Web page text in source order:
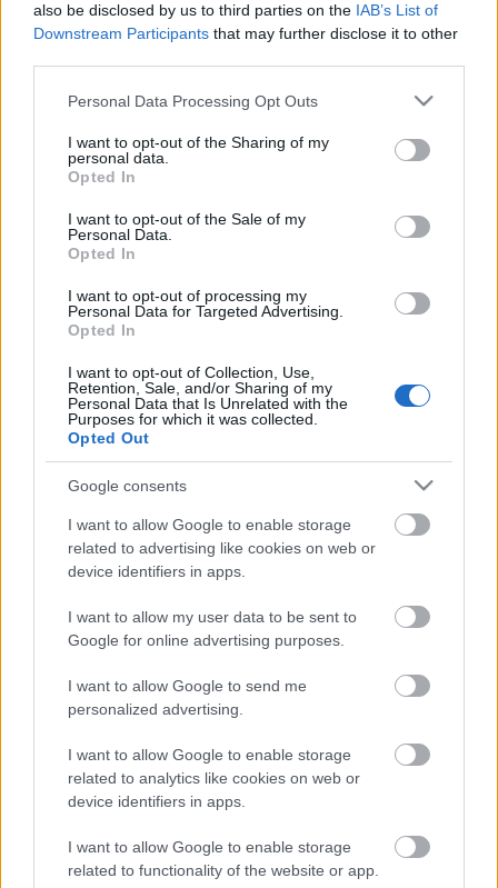
also be disclosed by us to third parties on the IAB’s List of
Downstream Participants that may further disclose it to other
Please note that this website/app uses one or more Google
not limited to your visit or usage behaviour. You may click to
grant or deny consent to Google and its third-party tags to
use your data for below specified purposes in below Google
consent section.
Personal Data Processing Opt Outs
I want to opt-out of the Sharing of my
personal data.
Opted In
I want to opt-out of the Sale of my
Personal Data.
Opted In
I want to opt-out of processing my
Personal Data for Targeted Advertising.
Opted In
I want to opt-out of Collection, Use,
Retention, Sale, and/or Sharing of my
Personal Data that Is Unrelated with the
Purposes for which it was collected.
Opted Out
Google consents
I want to allow Google to enable storage
related to advertising like cookies on web or
device identifiers in apps.
I want to allow my user data to be sent to
Google for online advertising purposes.
I want to allow Google to send me
personalized advertising.
I want to allow Google to enable storage
related to analytics like cookies on web or
device identifiers in apps.
I want to allow Google to enable storage
related to functionality of the website or app.
Calvin tér 5.
(A mai Kálvin tér: neve 1874-től Calvin tér, 1953-tól
Kálvin tér)
Statikus címkék: Fiatal pár - Rozgonyi műterem
fotóalkotás 1910 körül - A kép hátoldalán a
Rozgonyi műterem körbélyegzője - Fiatal pár - a fotó
mérete 13,5 x 8,5 centiméter
Címkék:1910 Relikviás
Ajánlott bejegyzések:
Ezermester relikvia - az Ezermester 1957.
évi lapszámaiban megjelent
vasútmodellezés témájú cikkek
Fővárosi Autóbuszüzem relikvia -
vonalhálózati térkép 1965
Kromofág termékcsalád relikvia - a